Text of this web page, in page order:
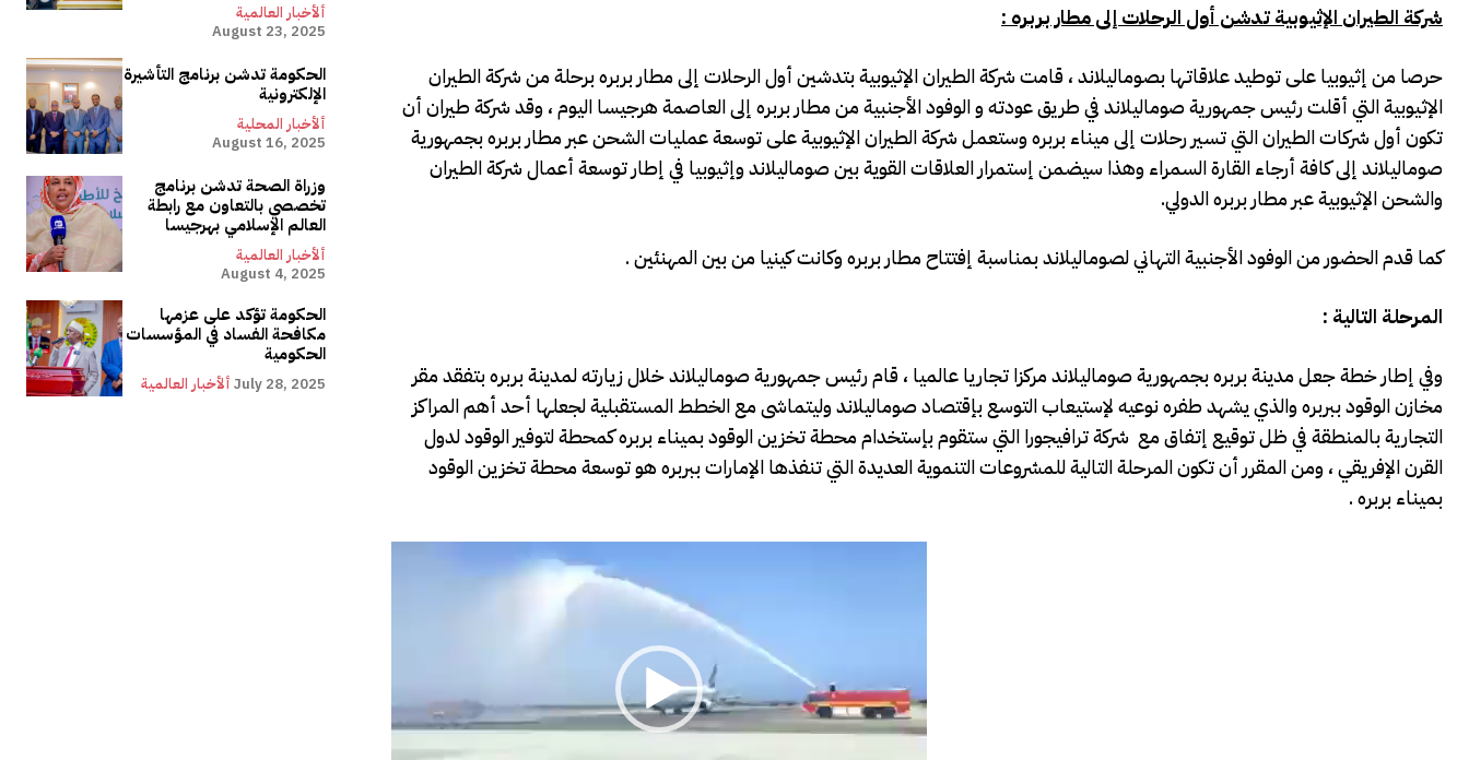
ألأخبار العالمية
August 23, 2025
الحكومة تدشن برنامج التأشيرة
الإلكترونية
ألأخبار المحلية
August 16, 2025
وزراة الصحة تدشن برنامج
تخصصي بالتعاون مع رابطة
العالم الإسلامي بهرجيسا
ألأخبار العالمية
August 4, 2025
الحكومة تؤكد على عزمها
مكافحة الفساد في المؤسسات
الحكومية
ألأخبار العالمية July 28, 2025
شركة الطيران الإثيوبية تدشن أول الرحلات إلى مطار بربره :
حرصا من إثيوبيا على توطيد علاقاتها بصوماليلاند ، قامت شركة الطيران الإثيوبية بتدشين أول الرحلات إلى مطار بربره برحلة من شركة الطيران
الإثيوبية التي أقلت رئيس جمهورية صوماليلاند في طريق عودته و الوفود الأجنبية من مطار بربره إلى العاصمة هرجيسا اليوم ، وقد شركة طيران أن
تكون أول شركات الطيران التي تسير رحلات إلى ميناء بربره وستعمل شركة الطيران الإثيوبية على توسعة عمليات الشحن عبر مطار بربره بجمهورية
صوماليلاند إلى كافة أرجاء القارة السمراء وهذا سيضمن إستمرار العلاقات القوية بين صوماليلاند وإثيوبيا في إطار توسعة أعمال شركة الطيران
والشحن الإثيوبية عبر مطار بربره الدولي.
كما قدم الحضور من الوفود الأجنبية التهاني لصوماليلاند بمناسبة إفتتاح مطار بربره وكانت كينيا من بين المهنئين .
المرحلة التالية :
وفي إطار خطة جعل مدينة بربره بجمهورية صوماليلاند مركزا تجاريا عالميا ، قام رئيس جمهورية صوماليلاند خلال زيارته لمدينة بربره بتفقد مقر
مخازن الوقود ببربره والذي يشهد طفره نوعيه لإستيعاب التوسع بإقتصاد صوماليلاند وليتماشى مع الخطط المستقبلية لجعلها أحد أهم المراكز
التجارية بالمنطقة في ظل توقيع إتفاق مع شركة ترافيجورا التي ستقوم بإستخدام محطة تخزين الوقود بميناء بربره كمحطة لتوفير الوقود لدول
القرن الإفريقي ، ومن المقرر أن تكون المرحلة التالية للمشروعات التنموية العديدة التي تنفذها الإمارات ببربره هو توسعة محطة تخزين الوقود
بميناء بربره .
P
l